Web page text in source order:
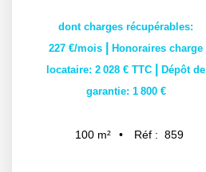
dont charges récupérables:
227 €/mois
Honoraires charge
locataire: 2 028 € TTC
Dépôt de
garantie: 1 800 €
100 m² Réf : 859